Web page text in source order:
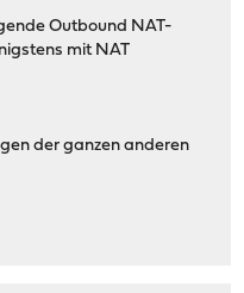
Outbound NAT-
mit NAT
der ganzen anderen